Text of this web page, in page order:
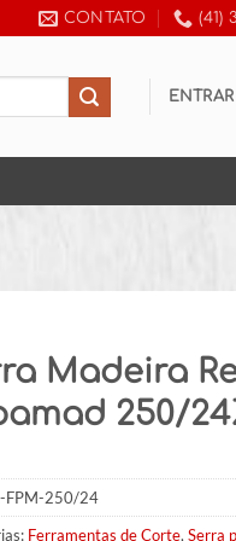
CONTATO (41)
ENTRAR
Madeira
250/
FPM-250/24
Ferramentas de Corte, Serra